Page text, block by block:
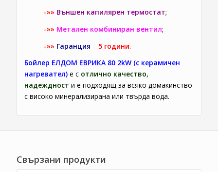
-»» Външен капилярен термостат;
-»» Метален комбиниран вентил;
-»» Гаранция – 5 години.
Бойлер ЕЛДОМ ЕВРИКА 80 2kW (с керамичен
нагревател) е с отлично качество,
надеждност и е подходящ за всяко домакинство
с високо минерализирана или твърда вода.
Свързани продукти